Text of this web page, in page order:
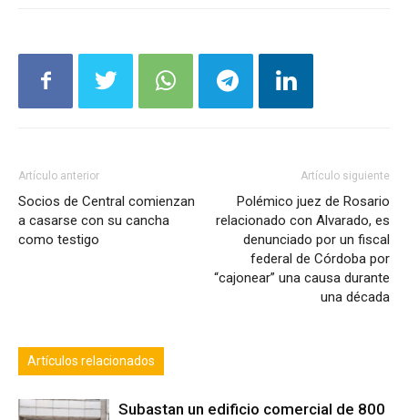
Artículo anterior
Socios de Central comienzan
a casarse con su cancha
como testigo
Artículo siguiente
Polémico juez de Rosario
relacionado con Alvarado, es
denunciado por un fiscal
federal de Córdoba por
“cajonear” una causa durante
una década
Artículos relacionados
Subastan un edificio comercial de 800